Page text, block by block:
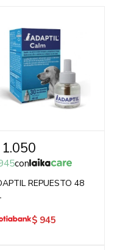
1.050
con
REPUESTO 48
$ 945